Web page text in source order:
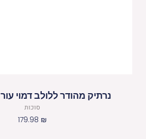
נרתיק מהודר ללולב דמוי עור 116×19 ס"מ
סוכות
179.98 ₪